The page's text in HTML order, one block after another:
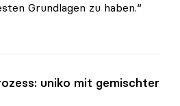
Grundlagen zu haben.“
betont Bedeutung für
uniko mit gemischter